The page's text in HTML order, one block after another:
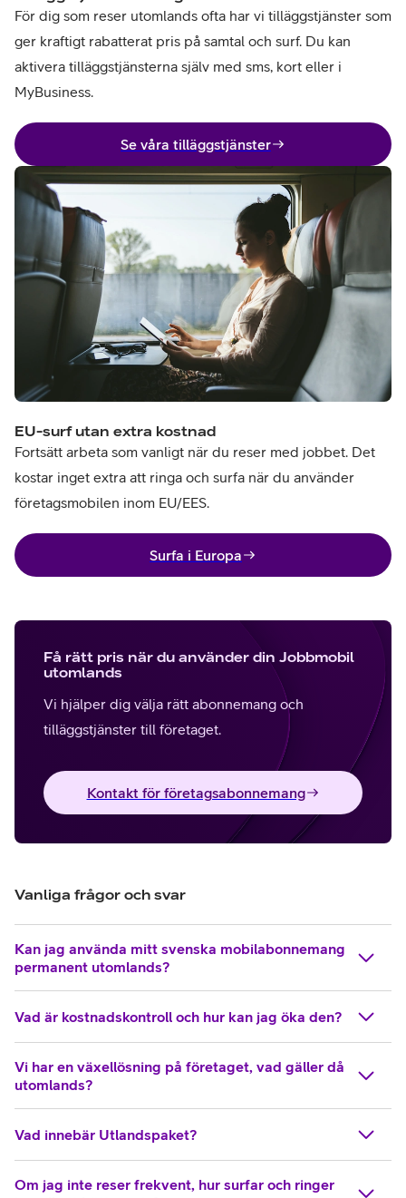
För dig som reser utomlands ofta har vi tilläggstjänster som
ger kraftigt rabatterat pris på samtal och surf. Du kan
aktivera tilläggstjänsterna själv med sms, kort eller i
MyBusiness.
Se våra tilläggstjänster
EU-surf utan extra kostnad
Fortsätt arbeta som vanligt när du reser med jobbet. Det
kostar inget extra att ringa och surfa när du använder
företagsmobilen inom EU/EES.
Surfa i Europa
Få rätt pris när du använder din Jobbmobil
utomlands
Vi hjälper dig välja rätt abonnemang och
tilläggstjänster till företaget.
Kontakt för företagsabonnemang
Vanliga frågor och svar
Kan jag använda mitt svenska mobilabonnemang
permanent utomlands?
Vad är kostnadskontroll och hur kan jag öka den?
Vi har en växellösning på företaget, vad gäller då
utomlands?
Vad innebär Utlandspaket?
Om jag inte reser frekvent, hur surfar och ringer